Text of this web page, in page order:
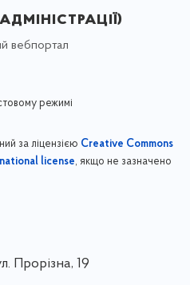
вебпортал
режимі
за ліцензією Creative Commons
license, якщо не зазначено
Прорізна, 19